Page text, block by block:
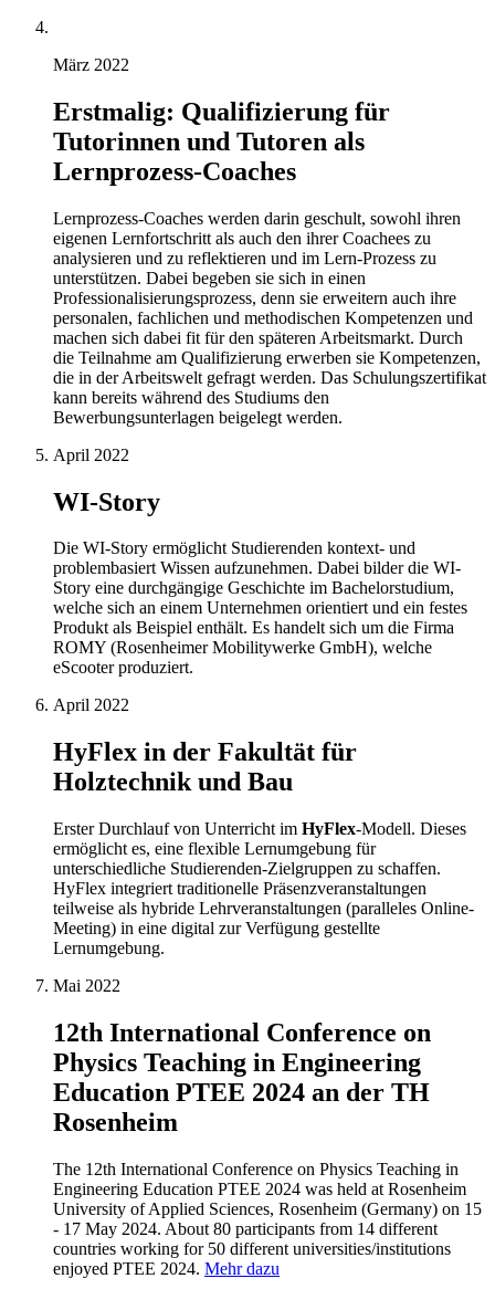
März 2022
Erstmalig: Qualifizierung für
Tutorinnen und Tutoren als
Lernprozess-Coaches
Lernprozess-Coaches werden darin geschult, sowohl ihren
eigenen Lernfortschritt als auch den ihrer Coachees zu
analysieren und zu reflektieren und im Lern-Prozess zu
unterstützen. Dabei begeben sie sich in einen
Professionalisierungsprozess, denn sie erweitern auch ihre
personalen, fachlichen und methodischen Kompetenzen und
machen sich dabei fit für den späteren Arbeitsmarkt. Durch
die Teilnahme am Qualifizierung erwerben sie Kompetenzen,
die in der Arbeitswelt gefragt werden. Das Schulungszertifikat
kann bereits während des Studiums den
Bewerbungsunterlagen beigelegt werden.
April 2022
WI-Story
Die WI-Story ermöglicht Studierenden kontext- und
problembasiert Wissen aufzunehmen. Dabei bilder die WI-
Story eine durchgängige Geschichte im Bachelorstudium,
welche sich an einem Unternehmen orientiert und ein festes
Produkt als Beispiel enthält. Es handelt sich um die Firma
ROMY (Rosenheimer Mobilitywerke GmbH), welche
eScooter produziert.
April 2022
HyFlex in der Fakultät für
Holztechnik und Bau
Erster Durchlauf von Unterricht im HyFlex-Modell. Dieses
ermöglicht es, eine flexible Lernumgebung für
unterschiedliche Studierenden-Zielgruppen zu schaffen.
HyFlex integriert traditionelle Präsenzveranstaltungen
teilweise als hybride Lehrveranstaltungen (paralleles Online-
Meeting) in eine digital zur Verfügung gestellte
Lernumgebung.
Mai 2022
12th International Conference on
Physics Teaching in Engineering
Education PTEE 2024 an der TH
Rosenheim
The 12th International Conference on Physics Teaching in
Engineering Education PTEE 2024 was held at Rosenheim
University of Applied Sciences, Rosenheim (Germany) on 15
- 17 May 2024. About 80 participants from 14 different
countries working for 50 different universities/institutions
enjoyed PTEE 2024. Mehr dazu